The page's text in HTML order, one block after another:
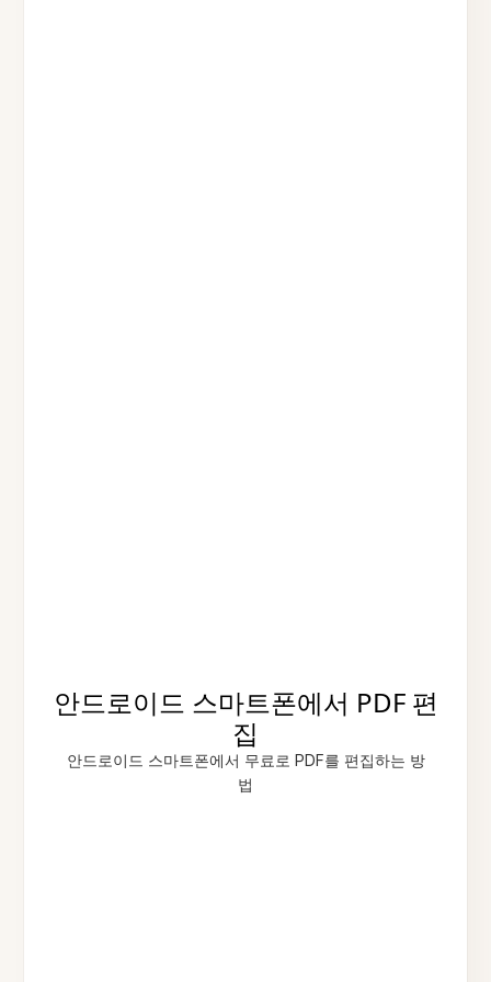
안드로이드 스마트폰에서 PDF 편
집
안드로이드 스마트폰에서 무료로 PDF를 편집하는 방
법